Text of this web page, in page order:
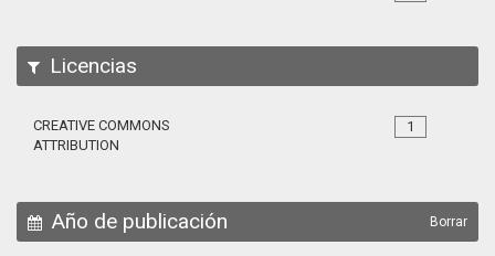
Licencias
1
CREATIVE COMMONS
ATTRIBUTION
Año de publicación Borrar